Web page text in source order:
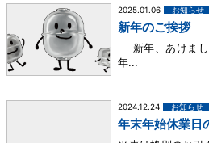
2025.01.06 お知らせ
新年のご挨拶
新年、あけまし
年...
2024.12.24 お知らせ
年末年始休業日